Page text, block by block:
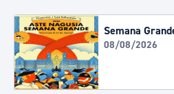
Semana
08/08/2026